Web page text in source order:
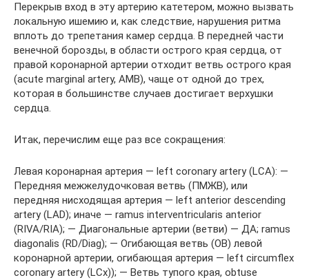
Перекрыв вход в эту артерию катетером, можно вызвать
локальную ишемию и, как следствие, нарушения ритма
вплоть до трепетания камер сердца. В передней части
венечной борозды, в области острого края сердца, от
правой коронарной артерии отходит ветвь острого края
(acute marginal artery, AMB), чаще от одной до трех,
которая в большинстве случаев достигает верхушки
сердца.
Итак, перечислим еще раз все сокращения:
Левая коронарная артерия — left coronary artery (LCA): —
Передняя межжелудочковая ветвь (ПМЖВ), или
передняя нисходящая артерия — left anterior descending
artery (LAD); иначе — ramus interventricularis anterior
(RIVA/RIA); — Диагональные артерии (ветви) — ДА; ramus
diagonalis (RD/Diag); — Огибающая ветвь (ОВ) левой
коронарной артерии, огибающая артерия — left circumflex
coronary artery (LCх)); — Ветвь тупого края, obtuse